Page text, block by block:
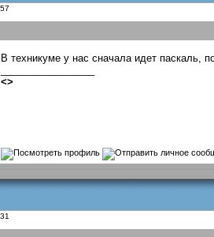
В техникуме у нас сначала идет
<>